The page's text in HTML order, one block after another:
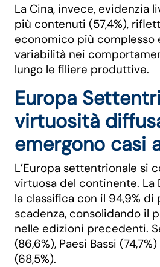
La Cina, invece, evidenzia
più contenuti (57,4%),
economico più complesso
variabilità nei
lungo le filiere produttive.
Europa
virtuosità
emergono casi
L’Europa settentrionale si
virtuosa del continente. La
la classifica con il 94,9% di
scadenza, consolidando il
nelle edizioni precedenti.
(86,6%), Paesi Bassi
(68,5%).